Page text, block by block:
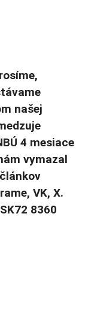
našej
4 mesiace
vymazal
VK, X.
8360